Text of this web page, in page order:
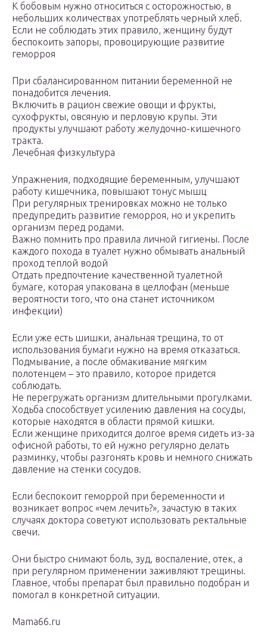
К бобовым нужно относиться с осторожностью, в
небольших количествах употреблять черный хлеб.
Если не соблюдать этих правило, женщину будут
беспокоить запоры, провоцирующие развитие
геморроя
При сбалансированном питании беременной не
понадобится лечения.
Включить в рацион свежие овощи и фрукты,
сухофрукты, овсяную и перловую крупы. Эти
продукты улучшают работу желудочно-кишечного
тракта.
Лечебная физкультура
Упражнения, подходящие беременным, улучшают
работу кишечника, повышают тонус мышц
При регулярных тренировках можно не только
предупредить развитие геморроя, но и укрепить
организм перед родами.
Важно помнить про правила личной гигиены. После
каждого похода в туалет нужно обмывать анальный
проход теплой водой
Отдать предпочтение качественной туалетной
бумаге, которая упакована в целлофан (меньше
вероятности того, что она станет источником
инфекции)
Если уже есть шишки, анальная трещина, то от
использования бумаги нужно на время отказаться.
Подмывание, а после обмакивание мягким
полотенцем – это правило, которое придется
соблюдать.
Не перегружать организм длительными прогулками.
Ходьба способствует усилению давления на сосуды,
которые находятся в области прямой кишки.
Если женщине приходится долгое время сидеть из-за
офисной работы, то ей нужно регулярно делать
разминку, чтобы разгонять кровь и немного снижать
давление на стенки сосудов.
Если беспокоит геморрой при беременности и
возникает вопрос «чем лечить?», зачастую в таких
случаях доктора советуют использовать ректальные
свечи.
Они быстро снимают боль, зуд, воспаление, отек, а
при регулярном применении заживляют трещины.
Главное, чтобы препарат был правильно подобран и
помогал в конкретной ситуации.
Mama66.ru